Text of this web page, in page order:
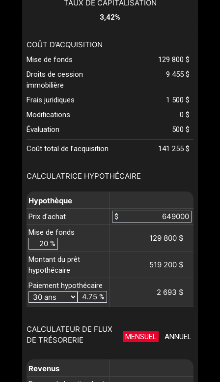
CALCULATRICE HYPOTHÉCAIRE
Hypothèque
Prix d'achat
$
Mise de fonds
%
129 800 $
Montant du prêt
hypothécaire
519 200 $
Paiement hypothécaire
%
2 693 $
CALCULATEUR DE FLUX
DE TRÉSORERIE
MENSUEL ANNUEL
Revenus
TAUX DE CAPITALISATION
3,42%
COÛT D’ACQUISITION
Mise de fonds
129 800 $
Droits de cession
immobilière
9 455 $
Frais juridiques
1 500 $
Modifications
0 $
Évaluation
500 $
Coût total de l’acquisition 141 255 $